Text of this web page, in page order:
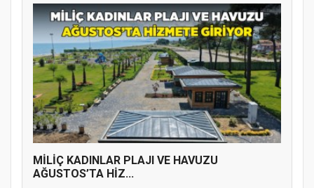
MİLİÇ KADINLAR PLAJI VE HAVUZU
AĞUSTOS’TA HİZ...